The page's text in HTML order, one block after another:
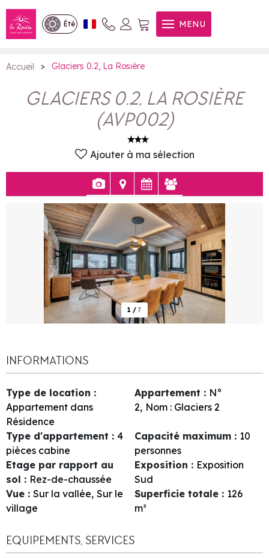
Été MENU
Glaciers 0.2, La Rosière
Accueil > Glaciers 0.2, La Rosière
GLACIERS 0.2, LA ROSIÈRE
(AVP002)
Ajouter à ma sélection
1 / 7
INFORMATIONS
Type de location :
Appartement dans
Résidence
Appartement : N°
2 Nom : Glaciers 2
Type d'appartement : 4
pièces cabine
Capacité maximum : 10
personnes
Etage par rapport au
sol : Rez-de-chaussée
Exposition : Exposition
Sud
Vue : Sur la vallée Sur le
village
Superficie totale : 126
m²
EQUIPEMENTS, SERVICES